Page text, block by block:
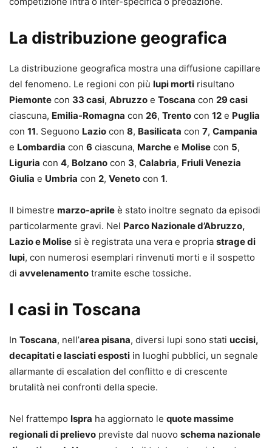
La distribuzione geografica
La distribuzione geografica mostra una diffusione capillare
del fenomeno. Le regioni con più lupi morti risultano
Piemonte con 33 casi, Abruzzo e Toscana con 29 casi
ciascuna, Emilia-Romagna con 26, Trento con 12 e Puglia
con 11. Seguono Lazio con 8, Basilicata con 7, Campania
e Lombardia con 6 ciascuna, Marche e Molise con 5,
Liguria con 4, Bolzano con 3, Calabria, Friuli Venezia
Giulia e Umbria con 2, Veneto con 1.
Il bimestre marzo-aprile è stato inoltre segnato da episodi
particolarmente gravi. Nel Parco Nazionale d’Abruzzo,
Lazio e Molise si è registrata una vera e propria strage di
lupi, con numerosi esemplari rinvenuti morti e il sospetto
di avvelenamento tramite esche tossiche.
I casi in Toscana
In Toscana, nell’area pisana, diversi lupi sono stati uccisi,
decapitati e lasciati esposti in luoghi pubblici, un segnale
allarmante di escalation del conflitto e di crescente
brutalità nei confronti della specie.
Nel frattempo Ispra ha aggiornato le quote massime
regionali di prelievo previste dal nuovo schema nazionale